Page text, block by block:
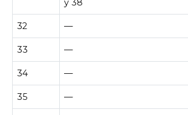
y 38
32 —
33 —
34 —
35 —